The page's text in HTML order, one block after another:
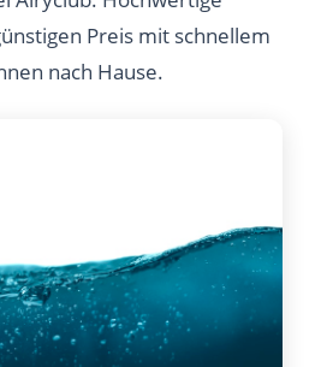
Preis mit schnellem
nach Hause.